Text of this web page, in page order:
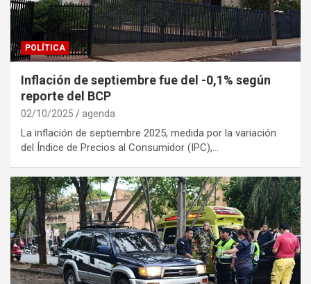
POLÍTICA
Inflación de septiembre fue del -0,1% según
reporte del BCP
02/10/2025 agenda
La inflación de septiembre 2025, medida por la variación
del Índice de Precios al Consumidor (IPC),…